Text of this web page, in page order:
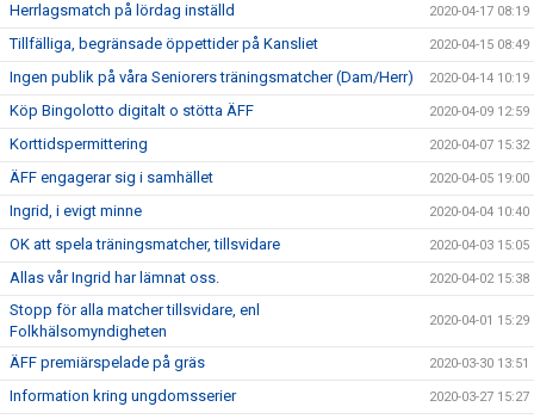
Herrlagsmatch på lördag inställd 2020-04-17 08:19
Tillfälliga, begränsade öppettider på Kansliet 2020-04-15 08:49
Ingen publik på våra Seniorers träningsmatcher (Dam/Herr) 2020-04-14 10:19
Köp Bingolotto digitalt o stötta ÄFF 2020-04-09 12:59
Korttidspermittering 2020-04-07 15:32
ÄFF engagerar sig i samhället 2020-04-05 19:00
Ingrid, i evigt minne 2020-04-04 10:40
OK att spela träningsmatcher, tillsvidare 2020-04-03 15:05
Allas vår Ingrid har lämnat oss. 2020-04-02 15:38
Stopp för alla matcher tillsvidare, enl
Folkhälsomyndigheten
2020-04-01 15:29
ÄFF premiärspelade på gräs 2020-03-30 13:51
Information kring ungdomsserier 2020-03-27 15:27